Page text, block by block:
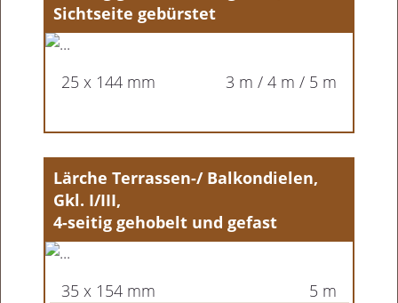
Sichtseite gebürstet
25 x 144 mm 3 m / 4 m / 5 m
Lärche Terrassen-/ Balkondielen,
Gkl. I/III,
4-seitig gehobelt und gefast
35 x 154 mm
5 m